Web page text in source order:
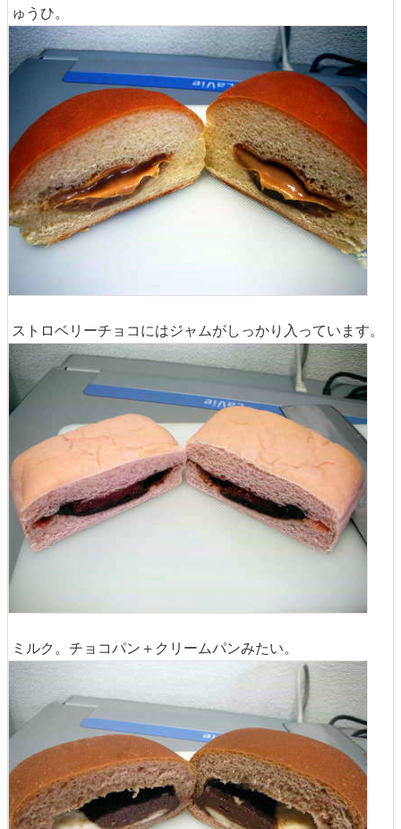
ゅうひ。
ストロベリーチョコにはジャムがしっかり入っています。
ミルク。チョコパン＋クリームパンみたい。